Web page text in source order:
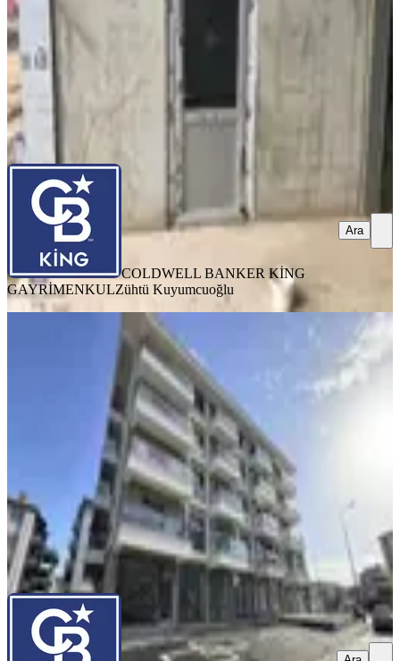
50.000 ₺
COLDWELL BANKER KİNG GAYRİMENKUL
Kuyumcuoğlu
Ara
COLDWELL BANKER KİNG
GAYRİMENKULZühtü Kuyumcuoğlu
Ara
Cb King'den Plevne Mah. Savaştepe
Caddesi 2+1 Kiralık Ofis
Balıkesir, Altıeylül
3 Oda·74 m²·1. Kat ·26.05.2026
45.000 ₺
COLDWELL BANKER KİNG GAYRİMENKULOkan Ferahlı
Ara